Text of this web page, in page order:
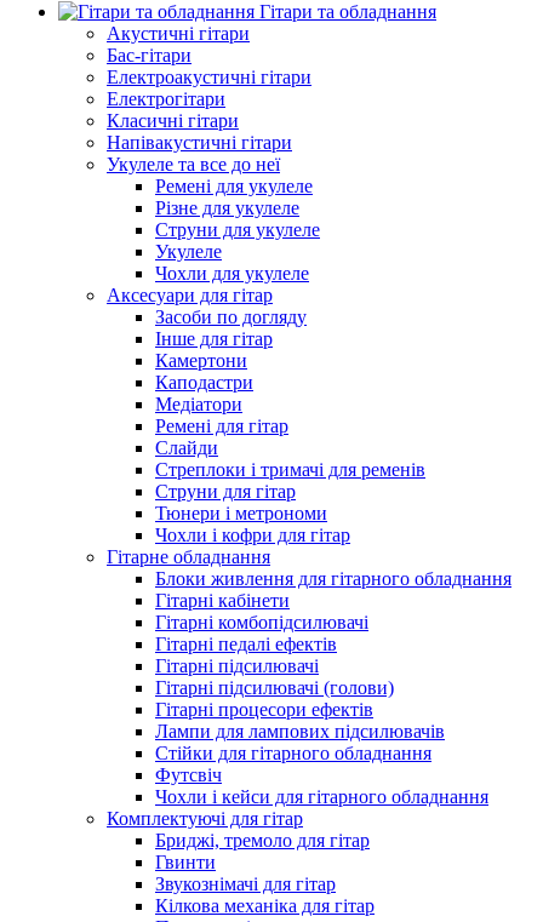
Гітари та обладнання
Акустичні гітари
Бас-гітари
Електроакустичні гітари
Електрогітари
Класичні гітари
Напівакустичні гітари
Укулеле та все до неї
Ремені для укулеле
Різне для укулеле
Струни для укулеле
Укулеле
Чохли для укулеле
Аксесуари для гітар
Засоби по догляду
Інше для гітар
Камертони
Каподастри
Медіатори
Ремені для гітар
Слайди
Стреплоки і тримачі для ременів
Струни для гітар
Тюнери і метрономи
Чохли і кофри для гітар
Гітарне обладнання
Блоки живлення для гітарного обладнання
Гітарні кабінети
Гітарні комбопідсилювачі
Гітарні педалі ефектів
Гітарні підсилювачі
Гітарні підсилювачі (голови)
Гітарні процесори ефектів
Лампи для лампових підсилювачів
Стійки для гітарного обладнання
Футсвіч
Чохли і кейси для гітарного обладнання
Комплектуючі для гітар
Бриджі, тремоло для гітар
Гвинти
Звукознімачі для гітар
Кілкова механіка для гітар